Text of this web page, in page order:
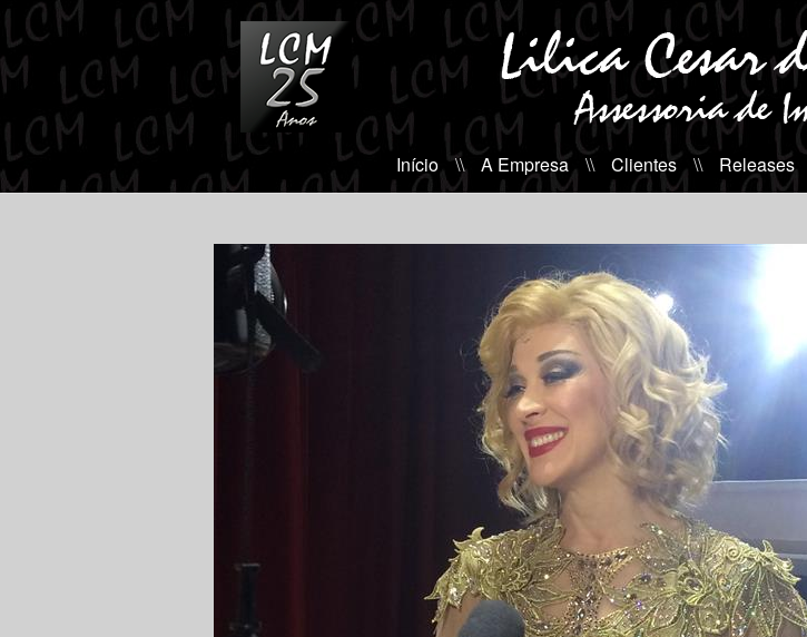
Início \\ A Empresa \\ Clientes \\ Releases